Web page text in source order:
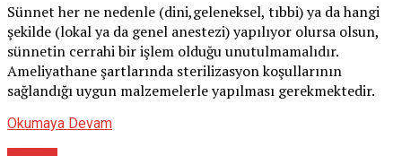
Sünnet her ne nedenle (dini,geleneksel, tıbbi) ya da hangi
şekilde (lokal ya da genel anestezi) yapılıyor olursa olsun,
sünnetin cerrahi bir işlem olduğu unutulmamalıdır.
Ameliyathane şartlarında sterilizasyon koşullarının
sağlandığı uygun malzemelerle yapılması gerekmektedir.
Okumaya Devam